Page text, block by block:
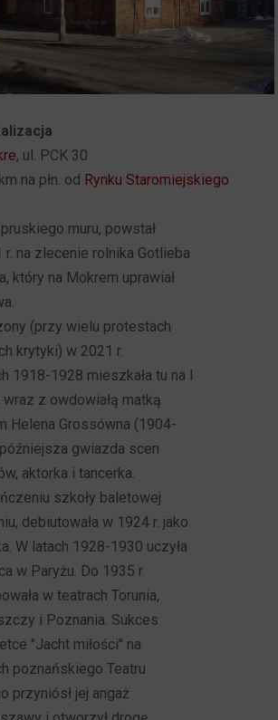
, ul. PCK 30
na płn. od Rynku Staromiejskiego
muru, powstał
r. na zlecenie rolnika Gotlieba
który na Mokrem uprawiał
(przy wielu protestach
krytyki) w 2021 r.
1918-1928 mieszkała tu na I
z owdowiałą matką
Helena Grossówna (1904-
gwiazda scen
aktorka i tancerka.
szkoły baletowej
debiutowała w 1924 r. jako
W latach 1928-1930 uczyła
w Paryżu. Do 1935 r.
w teatrach Torunia,
i Poznania. Sukces
"Jacht miłości" na
poznańskiego Teatru
przyniósł jej angaż